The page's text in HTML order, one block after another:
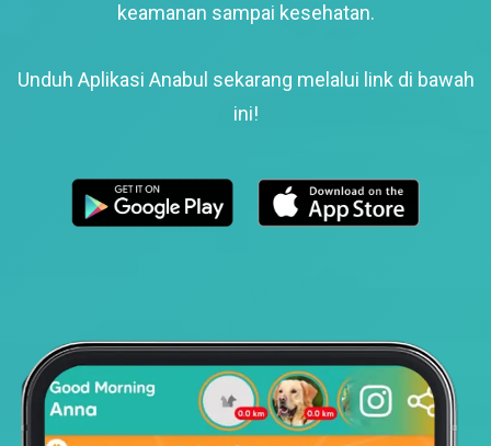
keamanan sampai kesehatan.
Unduh Aplikasi Anabul sekarang melalui link di bawah
ini!